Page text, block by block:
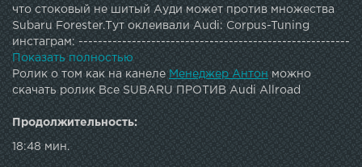
что стоковый не шитый Ауди может против множества
Subaru Forester.Тут оклеивали Audi: Corpus-Tuning
инстаграм: --------------------------------------------------------
--------------------------------------------------РЕКЛАМА НА
КАНАЛЕ: agunterev@Gmail.com-------------------------------
---------------------------------------------------------------------
------Музыка из видео: Менеджер Антон Instagram : МЫ В
ИНСТАГРАМ: Наша группа в вк: Заказать видеоклип:
Видеосъемка: ----------------------------------------------------
-----------------------------------------------------
Показать полностью
Ролик о том как на канеле Менеджер Антон
можно
скачать ролик Все SUBARU ПРОТИВ Audi Allroad
Продолжительность:
18:48 мин.